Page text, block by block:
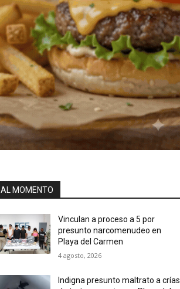
AL MOMENTO
Vinculan a proceso a 5 por
presunto narcomenudeo en
Playa del Carmen
4 agosto, 2026
Indigna presunto maltrato a crías